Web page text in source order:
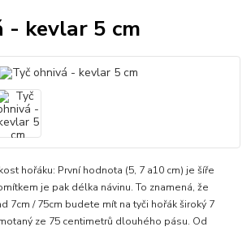
- kevlar 5 cm
hořáku: První hodnota (5, 7 a10 cm) je šíře
je pak délka návinu. To znamená, že
7cm / 75cm budete mít na tyči hořák široký 7
ze 75 centimetrů dlouhého pásu. Od